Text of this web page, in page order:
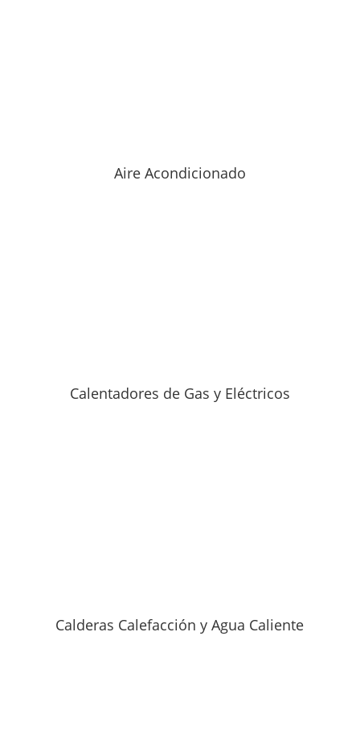
Aire Acondicionado
Calentadores de Gas y Eléctricos
Calderas Calefacción y Agua Caliente